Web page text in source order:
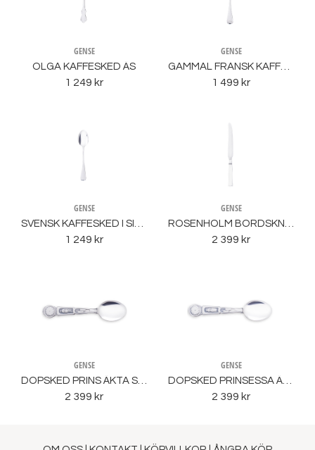
GENSE
OLGA KAFFESKED ÄS
1 249 kr
GENSE
GAMMAL FRANSK KAFFESKED ÄS
1 499 kr
GENSE
SVENSK KAFFESKED I SILVER ÄS
1 249 kr
GENSE
ROSENHOLM BORDSKNIV LÅNGT BLAD ÄS
2 399 kr
GENSE
DOPSKED PRINS ÄKTA SILVER
2 399 kr
GENSE
DOPSKED PRINSESSA ÄKTA SILVER
2 399 kr